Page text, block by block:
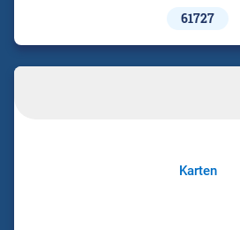
61727
Karten